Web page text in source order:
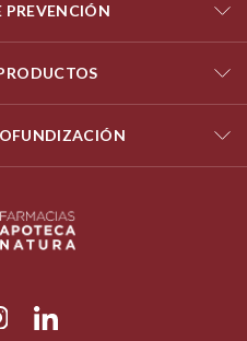
PREVENCIÓN